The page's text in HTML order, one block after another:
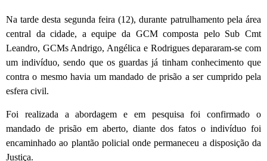
Na tarde desta segunda feira (12), durante patrulhamento pela área
central da cidade, a equipe da GCM composta pelo Sub Cmt
Leandro, GCMs Andrigo, Angélica e Rodrigues depararam-se com
um indivíduo, sendo que os guardas já tinham conhecimento que
contra o mesmo havia um mandado de prisão a ser cumprido pela
esfera civil.
Foi realizada a abordagem e em pesquisa foi confirmado o
mandado de prisão em aberto, diante dos fatos o indivíduo foi
encaminhado ao plantão policial onde permaneceu a disposição da
Justiça.